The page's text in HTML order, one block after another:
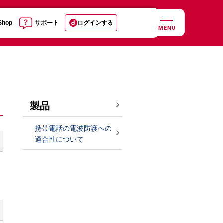
サポート ログインする
MENU
製品
携帯電話の電波防護への
適合性について